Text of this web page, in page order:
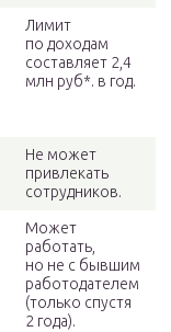
Лимит
по доходам
составляет 2,4
млн руб*. в год.
Не может
привлекать
сотрудников.
Может
работать,
но не с бывшим
работодателем
(только спустя
2 года).